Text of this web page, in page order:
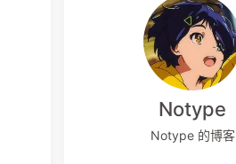
Notype
Notype 的博客